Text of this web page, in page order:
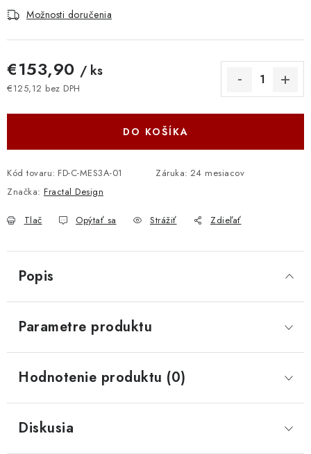
Obchodné podmienky
Ochrana osobných údajov
Moja objednávka
Formuláre na stiahnutie
Možnosti doručenia
€153,90 / ks
€125,12 bez DPH
DO KOŠÍKA
Kód tovaru: FD-C-MES3A-01 Záruka: 24 mesiacov
Značka: Fractal Design
Tlač Opýtať sa Strážiť Zdieľať
Popis
Parametre produktu
Hodnotenie produktu (0)
Diskusia